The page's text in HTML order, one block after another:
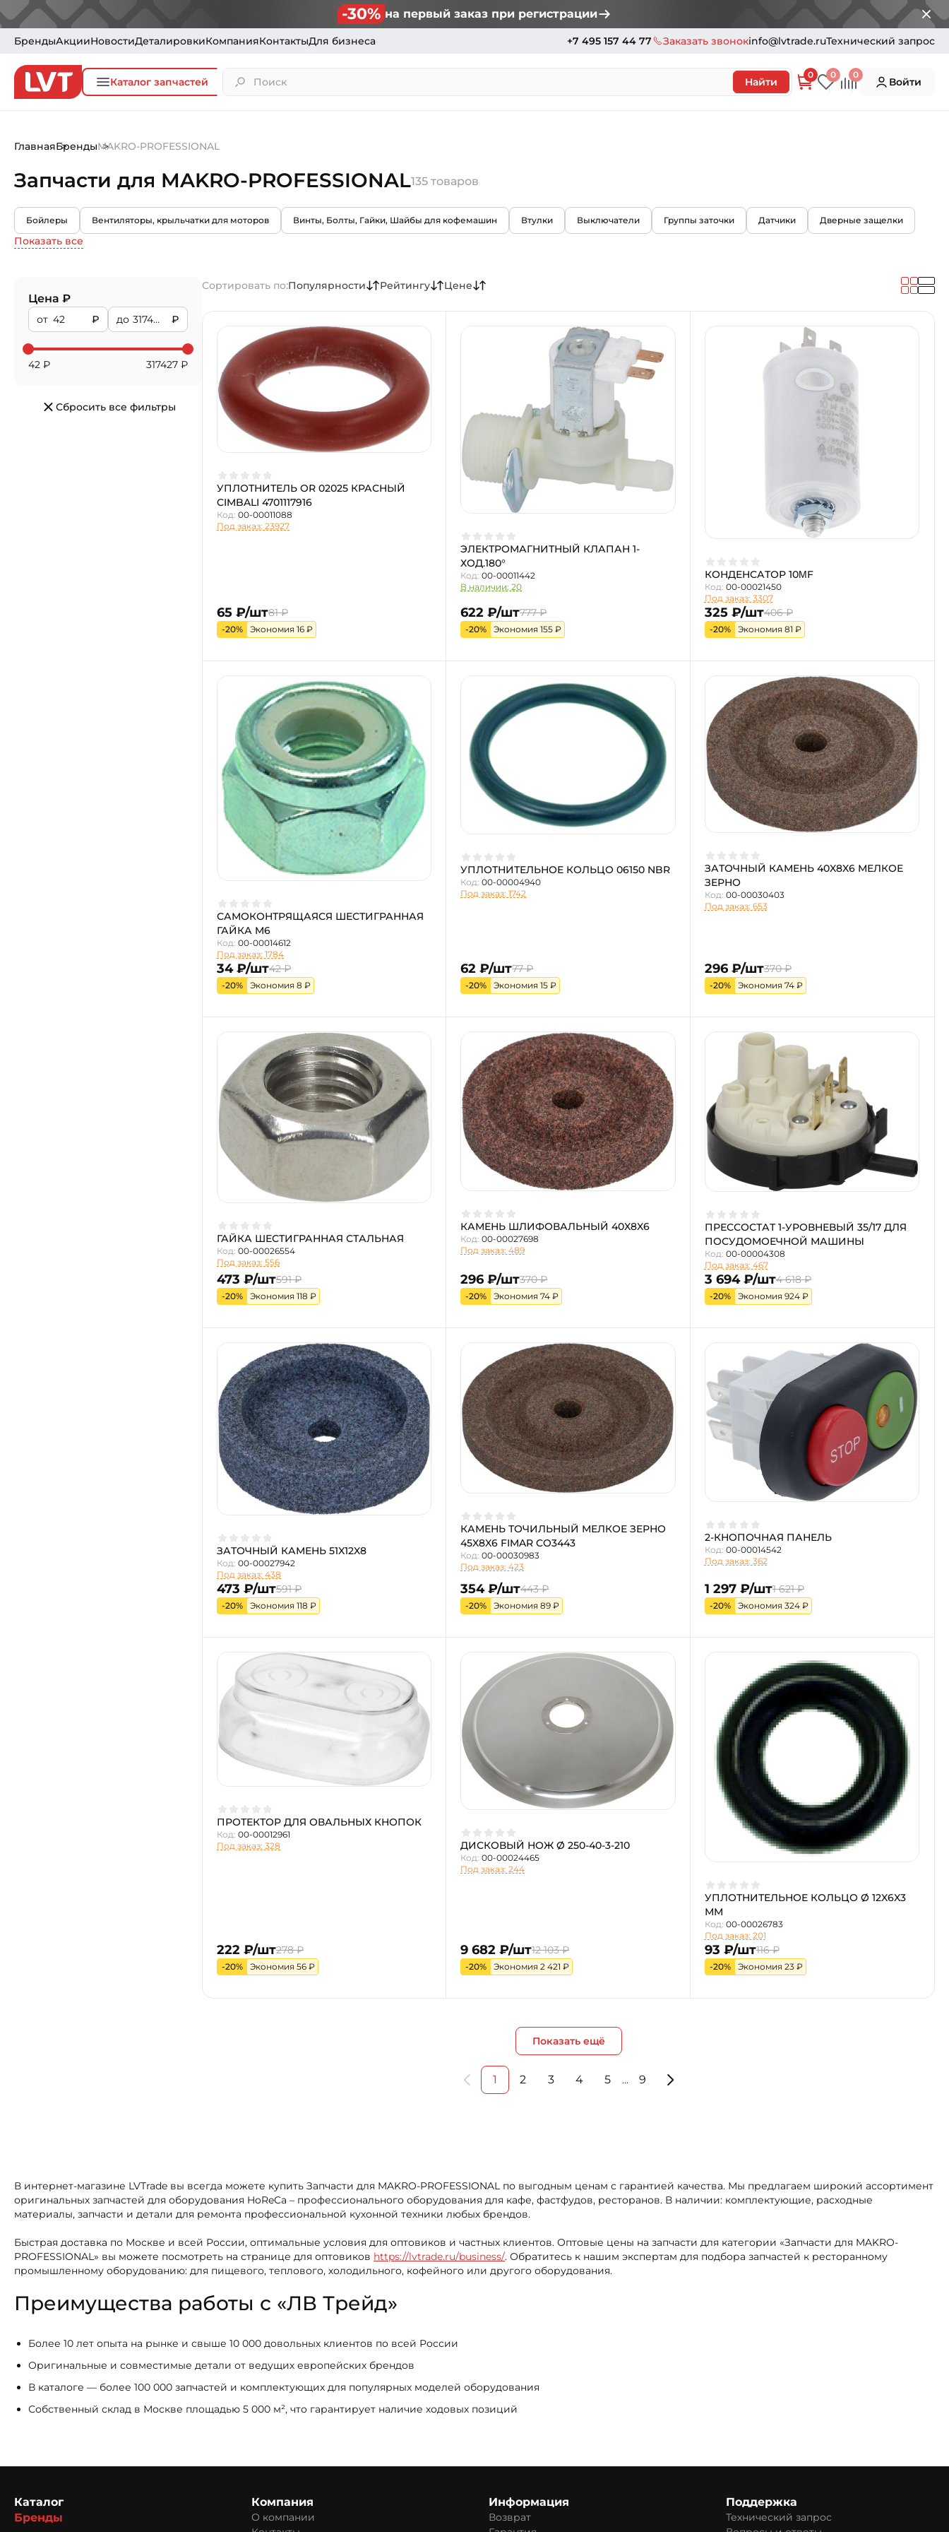
-30% на первый заказ при регистрации
БрендыАкцииНовостиДеталировкиКомпанияКонтактыДля бизнеса +7 495 157 44 77 Заказать звонокinfo@lvtrade.ruТехнический запрос
Каталог запчастей Найти
0 0 0
Войти
ГлавнаяБрендыMAKRO-PROFESSIONAL
Запчасти для MAKRO-PROFESSIONAL135 товаров
Бойлеры Вентиляторы, крыльчатки для моторов Винты, Болты, Гайки, Шайбы для кофемашин Втулки Выключатели Группы заточки Датчики Дверные защелки
Показать все
Цена ₽
от ₽ до ₽
42 ₽ 317427 ₽
Сбросить все фильтры
Сортировать по:Популярности Рейтингу Цене
УПЛОТНИТЕЛЬ OR 02025 КРАСНЫЙ
CIMBALI 4701117916
Код: 00-00011088
Под заказ: 23927
65 ₽/шт81 ₽
-20% Экономия 16 ₽
ЭЛЕКТРОМАГНИТНЫЙ КЛАПАН 1-
ХОД.180°
Код:00-00011442
В наличии: 20
622 ₽/шт777 ₽
-20% Экономия 155 ₽
КОНДЕНСАТОР 10ΜF
Код: 00-00021450
Под заказ: 3307
325 ₽/шт406 ₽
-20% Экономия 81 ₽
САМОКОНТРЯЩАЯСЯ ШЕСТИГРАННАЯ
ГАЙКА M6
Код: 00-00014612
Под заказ: 1784
34 ₽/шт42 ₽
-20% Экономия 8 ₽
УПЛОТНИТЕЛЬНОЕ КОЛЬЦО 06150 NBR
Код:00-00004940
Под заказ: 1742
62 ₽/шт77 ₽
-20% Экономия 15 ₽
ЗАТОЧНЫЙ КАМЕНЬ 40X8X6 МЕЛКОЕ
ЗЕРНО
Код: 00-00030403
Под заказ: 653
296 ₽/шт370 ₽
-20% Экономия 74 ₽
ГАЙКА ШЕСТИГРАННАЯ СТАЛЬНАЯ
Код: 00-00026554
Под заказ: 556
473 ₽/шт591 ₽
-20% Экономия 118 ₽
КАМЕНЬ ШЛИФОВАЛЬНЫЙ 40X8X6
Код:00-00027698
Под заказ: 489
296 ₽/шт370 ₽
-20% Экономия 74 ₽
ПРЕССОСТАТ 1-УРОВНЕВЫЙ 35/17 ДЛЯ
ПОСУДОМОЕЧНОЙ МАШИНЫ
Код: 00-00004308
Под заказ: 467
3 694 ₽/шт4 618 ₽
-20% Экономия 924 ₽
ЗАТОЧНЫЙ КАМЕНЬ 51X12X8
Код: 00-00027942
Под заказ: 438
473 ₽/шт591 ₽
-20% Экономия 118 ₽
КАМЕНЬ ТОЧИЛЬНЫЙ МЕЛКОЕ ЗЕРНО
45X8X6 FIMAR CO3443
Код:00-00030983
Под заказ: 423
354 ₽/шт443 ₽
-20% Экономия 89 ₽
2-КНОПОЧНАЯ ПАНЕЛЬ
Код: 00-00014542
Под заказ: 362
1 297 ₽/шт1 621 ₽
-20% Экономия 324 ₽
ПРОТЕКТОР ДЛЯ ОВАЛЬНЫХ КНОПОК
Код: 00-00012961
Под заказ: 328
222 ₽/шт278 ₽
-20% Экономия 56 ₽
ДИСКОВЫЙ НОЖ Ø 250-40-3-210
Код:00-00024465
Под заказ: 244
9 682 ₽/шт12 103 ₽
-20% Экономия 2 421 ₽
УПЛОТНИТЕЛЬНОЕ КОЛЬЦО Ø 12X6X3
ММ
Код: 00-00026783
Под заказ: 201
93 ₽/шт116 ₽
-20% Экономия 23 ₽
Показать ещё
1 2 3 4 5 … 9
В интернет-магазине LVTrade вы всегда можете купить Запчасти для MAKRO-PROFESSIONAL по выгодным ценам с гарантией качества. Мы предлагаем широкий ассортимент
оригинальных запчастей для оборудования HoReCa – профессионального оборудования для кафе, фастфудов, ресторанов. В наличии: комплектующие, расходные
материалы, запчасти и детали для ремонта профессиональной кухонной техники любых брендов.
Быстрая доставка по Москве и всей России, оптимальные условия для оптовиков и частных клиентов. Оптовые цены на запчасти для категории «Запчасти для MAKRO-
PROFESSIONAL» вы можете посмотреть на странице для оптовиков https://lvtrade.ru/business/. Обратитесь к нашим экспертам для подбора запчастей к ресторанному
промышленному оборудованию: для пищевого, теплового, холодильного, кофейного или другого оборудования.
Преимущества работы с «ЛВ Трейд»
Более 10 лет опыта на рынке и свыше 10 000 довольных клиентов по всей России
Оригинальные и совместимые детали от ведущих европейских брендов
В каталоге — более 100 000 запчастей и комплектующих для популярных моделей оборудования
Собственный склад в Москве площадью 5 000 м², что гарантирует наличие ходовых позиций
Каталог
Бренды
Компания
О компании
Информация
Возврат
Поддержка
Технический запрос